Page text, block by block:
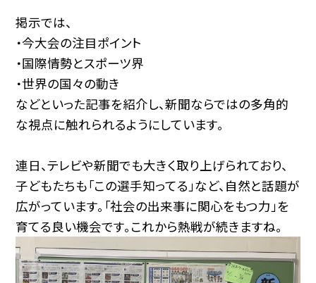
掲示では、
・今大会の注目ポイント
・国際情勢とスポーツ界
・世界の国々の動き
などといった記事を紹介し、新聞ならではの多角的
な視点に触れられるようにしています。
連日、テレビや新聞でも大きく取り上げられており、
子どもたちも「この選手知ってる」など、自然と話題が
広がっています。 「社会の出来事に関心をもつ力」を
育てる良い機会です。これから熱戦が続きますね。